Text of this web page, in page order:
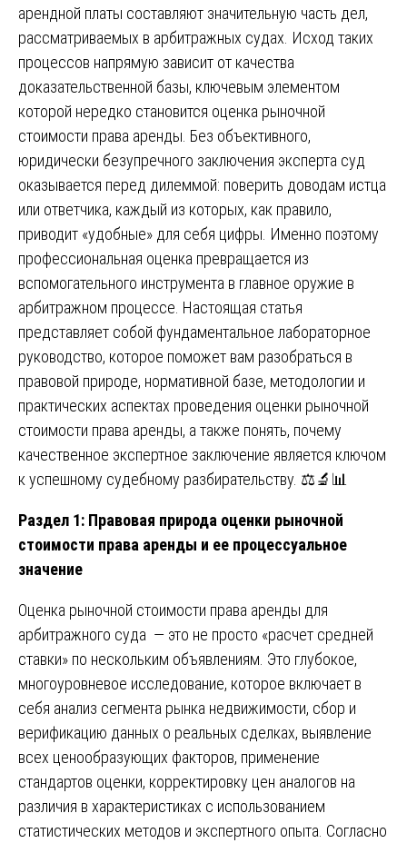
арендной платы составляют значительную часть дел,
рассматриваемых в арбитражных судах. Исход таких
процессов напрямую зависит от качества
доказательственной базы, ключевым элементом
которой нередко становится оценка рыночной
стоимости права аренды. Без объективного,
юридически безупречного заключения эксперта суд
оказывается перед дилеммой: поверить доводам истца
или ответчика, каждый из которых, как правило,
приводит «удобные» для себя цифры. Именно поэтому
профессиональная оценка превращается из
вспомогательного инструмента в главное оружие в
арбитражном процессе. Настоящая статья
представляет собой фундаментальное лабораторное
руководство, которое поможет вам разобраться в
правовой природе, нормативной базе, методологии и
практических аспектах проведения оценки рыночной
стоимости права аренды, а также понять, почему
качественное экспертное заключение является ключом
к успешному судебному разбирательству. ⚖️🔬📊
Раздел 1: Правовая природа оценки рыночной
стоимости права аренды и ее процессуальное
значение
Оценка рыночной стоимости права аренды для
арбитражного суда — это не просто «расчет средней
ставки» по нескольким объявлениям. Это глубокое,
многоуровневое исследование, которое включает в
себя анализ сегмента рынка недвижимости, сбор и
верификацию данных о реальных сделках, выявление
всех ценообразующих факторов, применение
стандартов оценки, корректировку цен аналогов на
различия в характеристиках с использованием
статистических методов и экспертного опыта. Согласно